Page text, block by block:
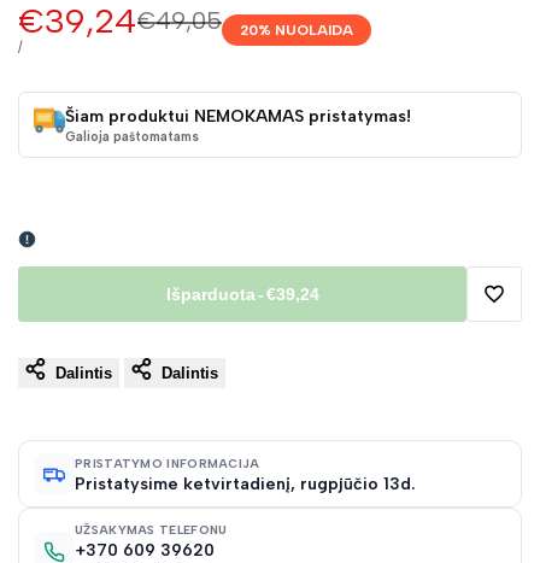
Įprasta
€49,05
Pardavimo
kaina
€39,24
VIENETO
/
20% NUOLAIDA
Šiam produktui NEMOKAMAS pristatymas!
Galioja paštomatams
Išparduota-€39,24
Dalintis Dalintis
PRISTATYMO INFORMACIJA
Pristatysime ketvirtadienį, rugpjūčio 13d.
UŽSAKYMAS TELEFONU
+370 609 39620